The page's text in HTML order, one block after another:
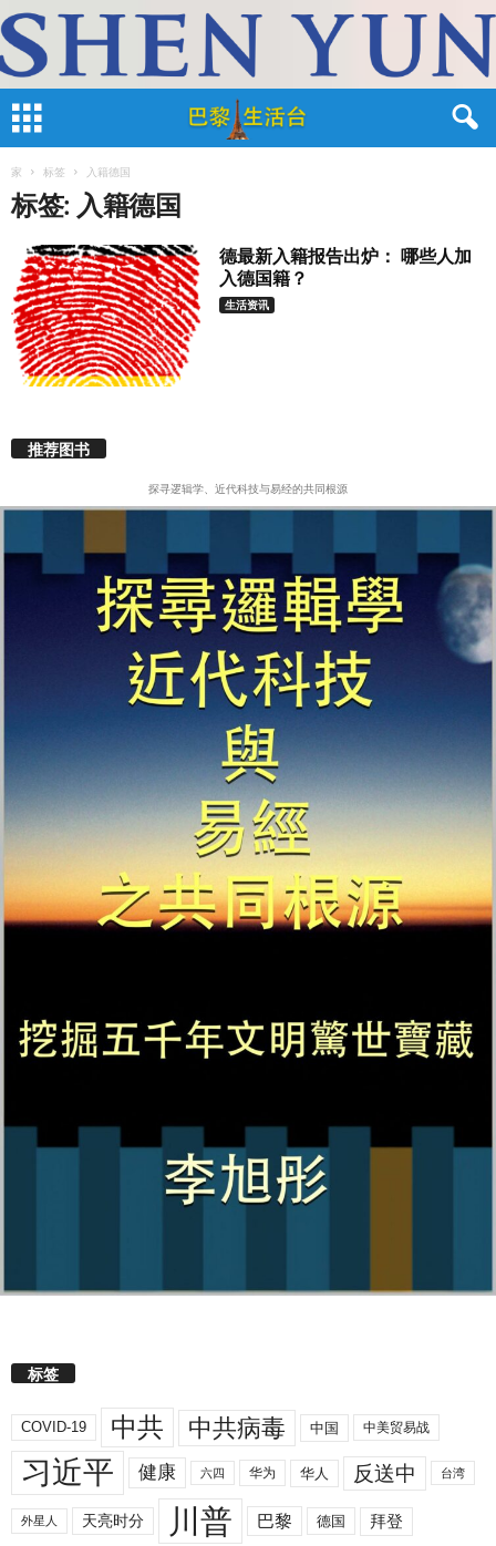
家 标签 入籍德国
标签: 入籍德国
德最新入籍报告出炉： 哪些人加
入德国籍？
生活资讯
推荐图书
探寻逻辑学、近代科技与易经的共同根源
标签
COVID-19 中共 中共病毒 中国 中美贸易战
习近平 健康 六四 华为 华人 反送中 台湾
外星人 天亮时分 川普 巴黎 德国 拜登